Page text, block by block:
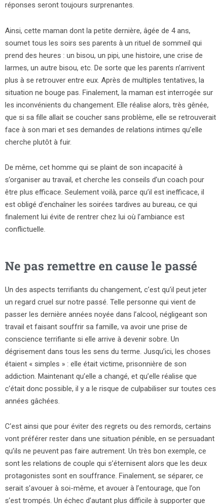
réponses seront toujours surprenantes.
Ainsi, cette maman dont la petite dernière, âgée de 4 ans,
soumet tous les soirs ses parents à un rituel de sommeil qui
prend des heures : un bisou, un pipi, une histoire, une crise de
larmes, un autre bisou, etc. De sorte que les parents n’arrivent
plus à se retrouver entre eux. Après de multiples tentatives, la
situation ne bouge pas. Finalement, la maman est interrogée sur
les inconvénients du changement. Elle réalise alors, très gênée,
que si sa fille allait se coucher sans problème, elle se retrouverait
face à son mari et ses demandes de relations intimes qu’elle
cherche plutôt à fuir.
De même, cet homme qui se plaint de son incapacité à
s’organiser au travail, et cherche les conseils d’un coach pour
être plus efficace. Seulement voilà, parce qu’il est inefficace, il
est obligé d’enchaîner les soirées tardives au bureau, ce qui
finalement lui évite de rentrer chez lui où l’ambiance est
conflictuelle.
Ne pas remettre en cause le passé
Un des aspects terrifiants du changement, c’est qu’il peut jeter
un regard cruel sur notre passé. Telle personne qui vient de
passer les dernière années noyée dans l’alcool, négligeant son
travail et faisant souffrir sa famille, va avoir une prise de
conscience terrifiante si elle arrive à devenir sobre. Un
dégrisement dans tous les sens du terme. Jusqu’ici, les choses
étaient « simples » : elle était victime, prisonnière de son
addiction. Maintenant qu’elle a changé, et qu’elle réalise que
c’était donc possible, il y a le risque de culpabiliser sur toutes ces
années gâchées.
C’est ainsi que pour éviter des regrets ou des remords, certains
vont préférer rester dans une situation pénible, en se persuadant
qu’ils ne peuvent pas faire autrement. Un très bon exemple, ce
sont les relations de couple qui s’éternisent alors que les deux
protagonistes sont en souffrance. Finalement, se séparer, ce
serait s’avouer à soi-même, et avouer à l’entourage, que l’on
s’est trompés. Un échec d’autant plus difficile à supporter que